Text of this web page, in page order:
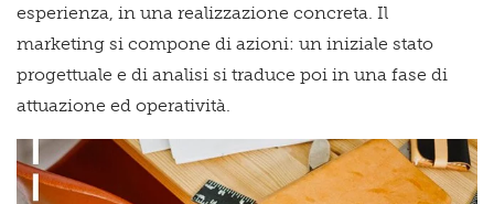
esperienza, in una realizzazione concreta. Il
marketing si compone di azioni: un iniziale stato
progettuale e di analisi si traduce poi in una fase di
attuazione ed operatività.